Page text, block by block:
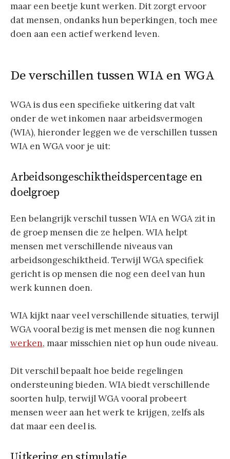
maar een beetje kunt werken. Dit zorgt ervoor
dat mensen, ondanks hun beperkingen, toch mee
doen aan een actief werkend leven.
De verschillen tussen WIA en WGA
WGA is dus een specifieke uitkering dat valt
onder de wet inkomen naar arbeidsvermogen
(WIA), hieronder leggen we de verschillen tussen
WIA en WGA voor je uit:
Arbeidsongeschiktheidspercentage en
doelgroep
Een belangrijk verschil tussen WIA en WGA zit in
de groep mensen die ze helpen. WIA helpt
mensen met verschillende niveaus van
arbeidsongeschiktheid. Terwijl WGA specifiek
gericht is op mensen die nog een deel van hun
werk kunnen doen.
WIA kijkt naar veel verschillende situaties, terwijl
WGA vooral bezig is met mensen die nog kunnen
werken, maar misschien niet op hun oude niveau.
Dit verschil bepaalt hoe beide regelingen
ondersteuning bieden. WIA biedt verschillende
soorten hulp, terwijl WGA vooral probeert
mensen weer aan het werk te krijgen, zelfs als
dat maar een deel is.